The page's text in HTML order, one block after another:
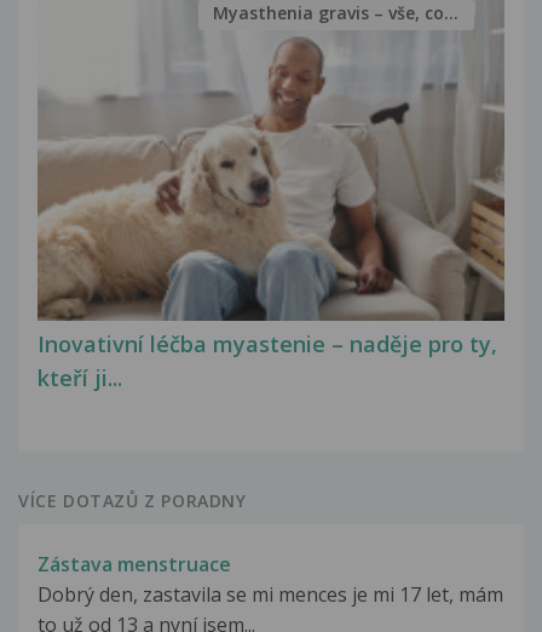
Inovativní léčba myastenie – naděje pro ty,
kteří ji...
Myasthenia gravis – vše, co...
VÍCE DOTAZŮ Z PORADNY
Zástava menstruace
Dobrý den, zastavila se mi mences je mi 17 let, mám
to už od 13 a nyní jsem...